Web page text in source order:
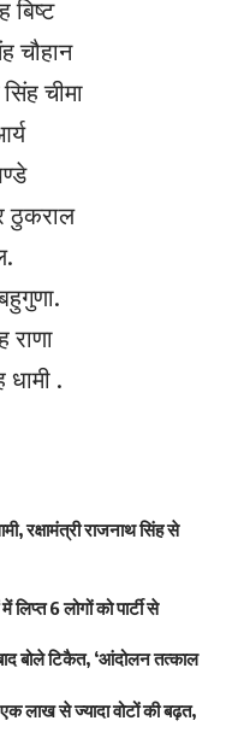
बिष्ट
चौहान
चीमा
ठुकराल
राणा
.
रक्षामंत्री राजनाथ सिंह से
लिप्त 6 लोगों को पार्टी से
बोले टिकैत, ‘आंदोलन तत्‍काल
लाख से ज्यादा वोटों की बढ़त,